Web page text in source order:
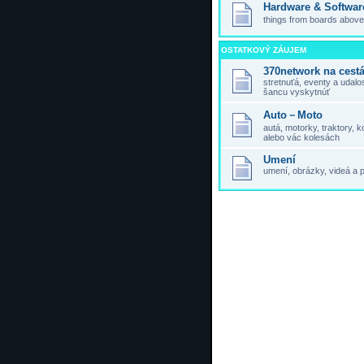
Hardware &
things from boards
OSTATKOVÝ ZÁUJEM
370network na
stretnuťá, eventy a
šancu vyskytnúť
Auto－Moto
autá, motorky, traktory,
alebo vác kolesách
Umení
umení, obrázky, videá a